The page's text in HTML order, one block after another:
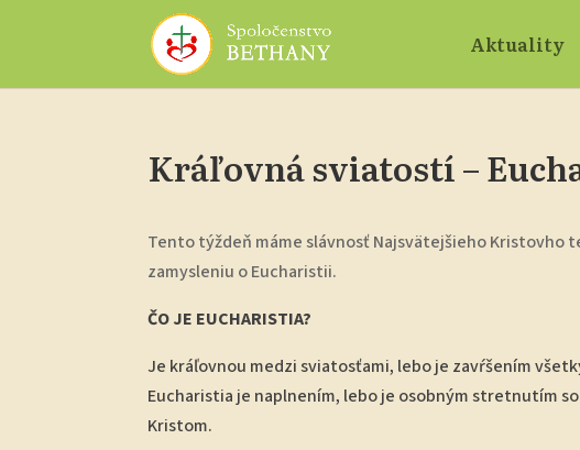
Aktuality
Kráľovná sviatostí –
Tento týždeň máme slávnosť Najsvätejšieho Kristovho
zamysleniu o Eucharistii.
ČO JE EUCHARISTIA?
Je kráľovnou medzi sviatosťami, lebo je zavŕšením
Eucharistia je naplnením, lebo je osobným stretnutím
Kristom.